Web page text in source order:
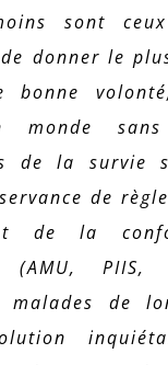
sont
donner le
bonne
monde
de la survie
de
de la
(AMU, PIIS,
malades de